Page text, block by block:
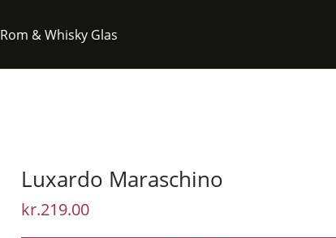
Rom & Whisky Glas
Luxardo Maraschino
kr.219.00